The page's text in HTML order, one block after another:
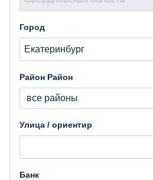
Город
Район Район
Улица / ориентир
Банк